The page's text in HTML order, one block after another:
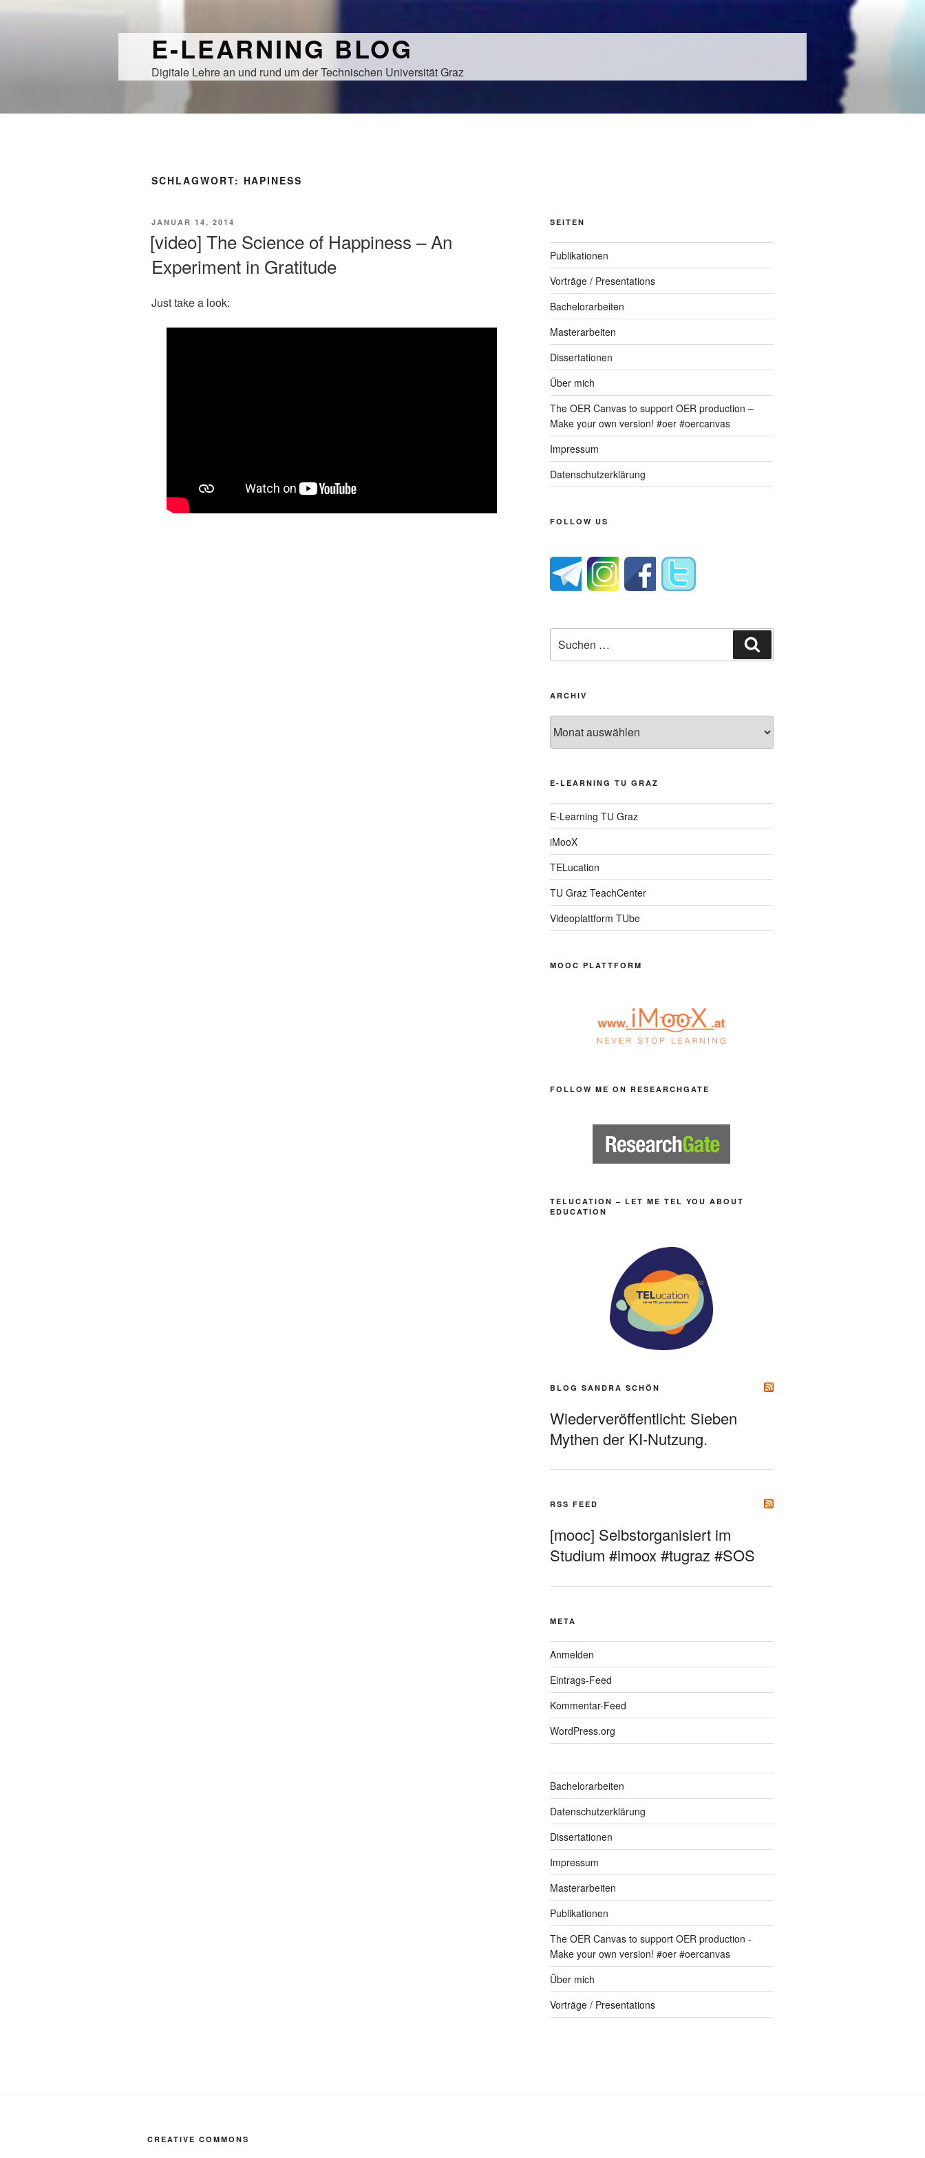
E-LEARNING BLOG
Digitale Lehre an und rund um der Technischen Universität Graz
SCHLAGWORT: HAPINESS
VERÖFFENTLICHT
JANUAR 14, 2014
[video] The Science of Happiness – An
Experiment in Gratitude
Just take a look:
SEITEN
Publikationen
Vorträge / Presentations
Bachelorarbeiten
Masterarbeiten
Dissertationen
Über mich
The OER Canvas to support OER production –
Make your own version! #oer #oercanvas
Impressum
Datenschutzerklärung
FOLLOW US
nach:
ARCHIV
E-LEARNING TU GRAZ
E-Learning TU Graz
iMooX
TELucation
TU Graz TeachCenter
Videoplattform TUbe
MOOC PLATTFORM
FOLLOW ME ON RESEARCHGATE
TELUCATION – LET ME TEL YOU ABOUT
EDUCATION
BLOG SANDRA SCHÖN
Wiederveröffentlicht: Sieben
Mythen der KI-Nutzung.
RSS FEED
[mooc] Selbstorganisiert im
Studium #imoox #tugraz #SOS
META
Anmelden
Eintrags-Feed
Kommentar-Feed
WordPress.org
Bachelorarbeiten
Datenschutzerklärung
Dissertationen
Impressum
Masterarbeiten
Publikationen
The OER Canvas to support OER production -
Make your own version! #oer #oercanvas
Über mich
Vorträge / Presentations
CREATIVE COMMONS